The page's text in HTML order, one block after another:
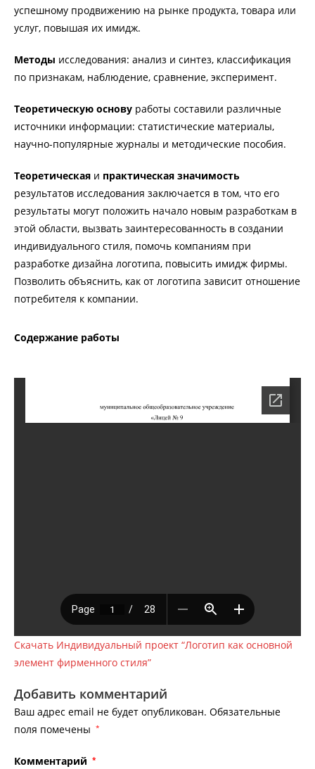
успешному продвижению на рынке продукта, товара или
услуг, повышая их имидж.
Методы исследования: анализ и синтез, классификация
по признакам, наблюдение, сравнение, эксперимент.
Теоретическую основу работы составили различные
источники информации: статистические материалы,
научно-популярные журналы и методические пособия.
Теоретическая и практическая значимость
результатов исследования заключается в том, что его
результаты могут положить начало новым разработкам в
этой области, вызвать заинтересованность в создании
индивидуального стиля, помочь компаниям при
разработке дизайна логотипа, повысить имидж фирмы.
Позволить объяснить, как от логотипа зависит отношение
потребителя к компании.
Содержание работы
Скачать Индивидуальный проект “Логотип как основной
элемент фирменного стиля”
Добавить комментарий
Ваш адрес email не будет опубликован. Обязательные
поля помечены *
Комментарий *